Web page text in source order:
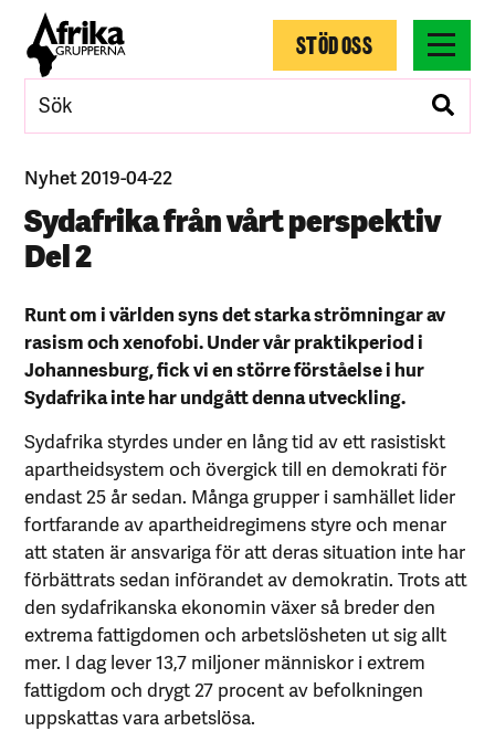
STÖD OSS
Nyhet 2019-04-22
Sydafrika från vårt perspektiv
Del 2
Runt om i världen syns det starka strömningar av
rasism och xenofobi. Under vår praktikperiod i
Johannesburg, fick vi en större förståelse i hur
Sydafrika inte har undgått denna utveckling.
Sydafrika styrdes under en lång tid av ett rasistiskt
apartheidsystem och övergick till en demokrati för
endast 25 år sedan. Många grupper i samhället lider
fortfarande av apartheidregimens styre och menar
att staten är ansvariga för att deras situation inte har
förbättrats sedan införandet av demokratin. Trots att
den sydafrikanska ekonomin växer så breder den
extrema fattigdomen och arbetslösheten ut sig allt
mer. I dag lever 13,7 miljoner människor i extrem
fattigdom och drygt 27 procent av befolkningen
uppskattas vara arbetslösa.